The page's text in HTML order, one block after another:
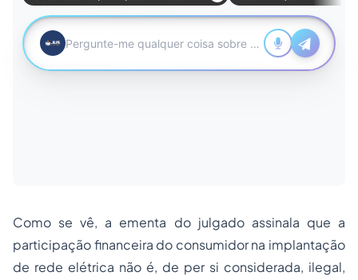
Como se vê, a ementa do julgado assinala que a
participação financeira do consumidor na implantação
de rede elétrica não é, de per si considerada, ilegal,